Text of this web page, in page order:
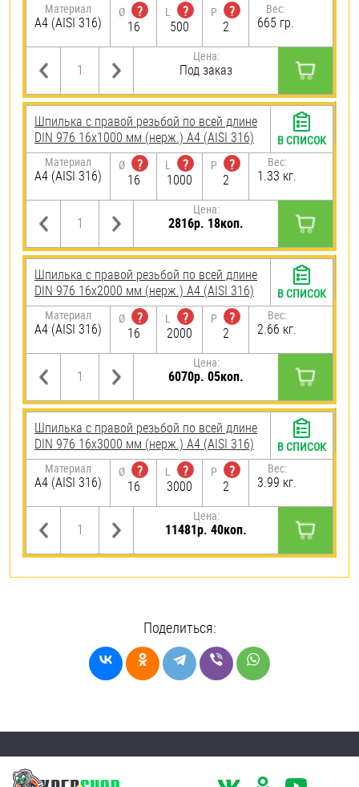
Материал
A4 (AISI 316)
Ø
?
16
L
?
500
P
?
2
Вес:
665 гр.
Цена:
Под заказ
Шпилька с правой резьбой по всей длине
DIN 976 16х1000 мм (нерж.) A4 (AISI 316)
Материал
A4 (AISI 316)
Ø
?
16
L
?
1000
P
?
2
Вес:
1.33 кг.
Цена:
2816р. 18коп.
В СПИСОК
Шпилька с правой резьбой по всей длине
DIN 976 16х2000 мм (нерж.) A4 (AISI 316)
Материал
A4 (AISI 316)
Ø
?
16
L
?
2000
P
?
2
Вес:
2.66 кг.
Цена:
6070р. 05коп.
В СПИСОК
Шпилька с правой резьбой по всей длине
DIN 976 16х3000 мм (нерж.) A4 (AISI 316)
Материал
A4 (AISI 316)
Ø
?
16
L
?
3000
P
?
2
Вес:
3.99 кг.
Цена:
11481р. 40коп.
В СПИСОК
Поделиться: